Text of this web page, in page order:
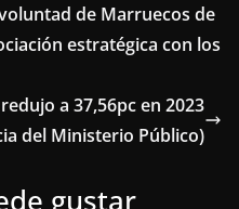
de Marruecos de
estratégica con los
a 37,56pc en 2023
del Ministerio Público)
gustar